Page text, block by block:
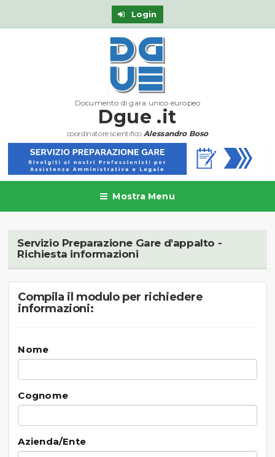
Login
Documento di gara unico europeo
Dgue .it
coordinatore scientifico Alessandro Boso
Mostra Menu
Servizio Preparazione Gare d'appalto -
Richiesta informazioni
Compila il modulo per richiedere
informazioni:
Nome
Cognome
Azienda/Ente